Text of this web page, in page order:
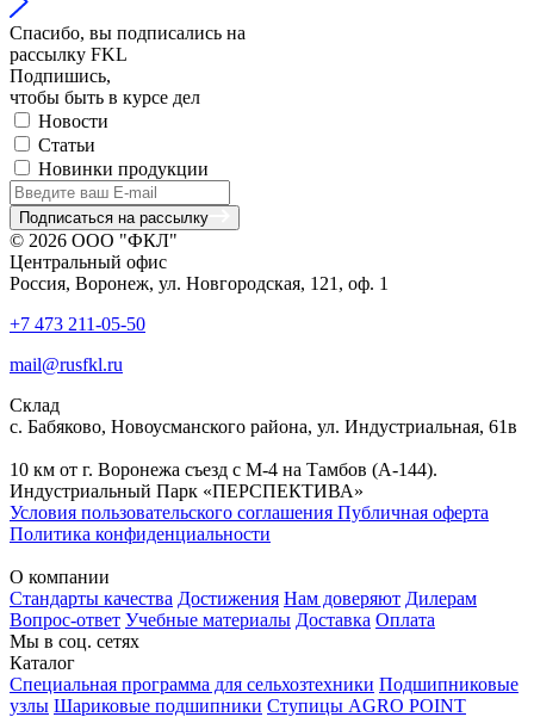
Спасибо, вы подписались на
рассылку FKL
Подпишись,
чтобы быть в курсе дел
Новости
Статьи
Новинки продукции
Подписаться на рассылку
© 2026 ООО "ФКЛ"
Центральный офис
Россия, Воронеж, ул. Новгородская, 121, оф. 1
+7 473 211-05-50
mail@rusfkl.ru
Склад
с. Бабяково, Новоусманского района, ул. Индустриальная, 61в
10 км от г. Воронежа съезд с М-4 на Тамбов (А-144).
Индустриальный Парк «ПЕРСПЕКТИВА»
Условия пользовательского соглашения Публичная оферта
Политика конфиденциальности
О компании
Стандарты качества Достижения Нам доверяют Дилерам
Вопрос-ответ Учебные материалы Доставка Оплата
Мы в соц. сетях
Каталог
Специальная программа для сельхозтехники Подшипниковые
узлы Шариковые подшипники Ступицы AGRO POINT